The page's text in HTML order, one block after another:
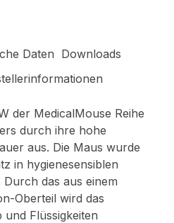
Daten Downloads
der MedicalMouse Reihe
durch ihre hohe
aus. Die Maus wurde
in hygienesensiblen
das aus einem
Oberteil wird das
und Flüssigkeiten